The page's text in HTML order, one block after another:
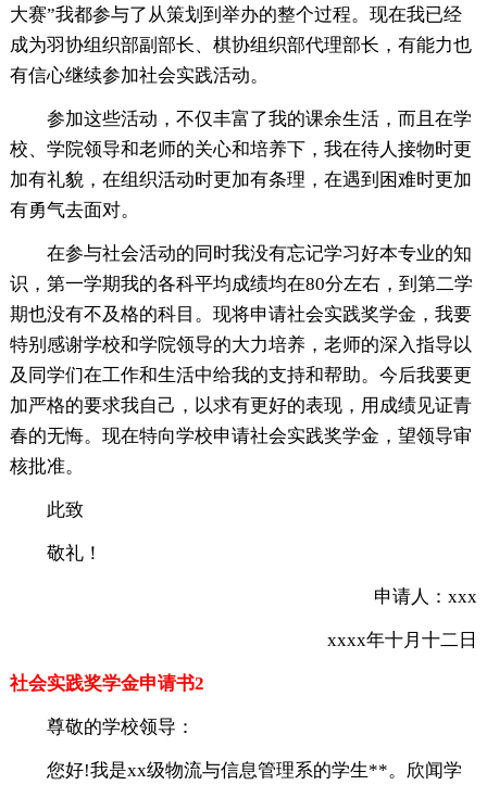
大赛”我都参与了从策划到举办的整个过程。现在我已经
成为羽协组织部副部长、棋协组织部代理部长，有能力也
有信心继续参加社会实践活动。
参加这些活动，不仅丰富了我的课余生活，而且在学
校、学院领导和老师的关心和培养下，我在待人接物时更
加有礼貌，在组织活动时更加有条理，在遇到困难时更加
有勇气去面对。
在参与社会活动的同时我没有忘记学习好本专业的知
识，第一学期我的各科平均成绩均在80分左右，到第二学
期也没有不及格的科目。现将申请社会实践奖学金，我要
特别感谢学校和学院领导的大力培养，老师的深入指导以
及同学们在工作和生活中给我的支持和帮助。今后我要更
加严格的要求我自己，以求有更好的表现，用成绩见证青
春的无悔。现在特向学校申请社会实践奖学金，望领导审
核批准。
此致
敬礼！
申请人：xxx
xxxx年十月十二日
社会实践奖学金申请书2
尊敬的学校领导：
您好!我是xx级物流与信息管理系的学生**。欣闻学